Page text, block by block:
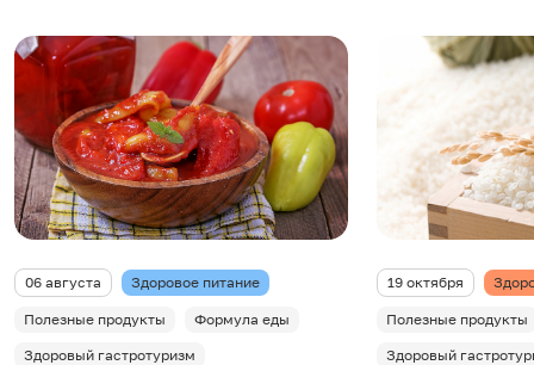
06 августа Здоровое питание
Полезные продукты
Формула еды
Здоровый гастротуризм
19 октября
Полезные продукты
Здоровый